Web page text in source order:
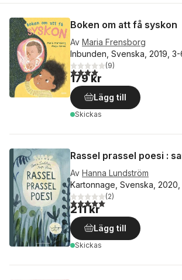
Boken om att få syskon
Av Maria Frensborg
Inbunden, Svenska, 2019,
4,0utav 5 stjärnor. Totalt
(9)
179 kr
Lägg till
Skickas
Rassel prassel poesi :
Av Hanna Lundström
Kartonnage, Svenska,
5,0utav 5 stjärnor. Totalt
(2)
211 kr
Lägg till
Skickas